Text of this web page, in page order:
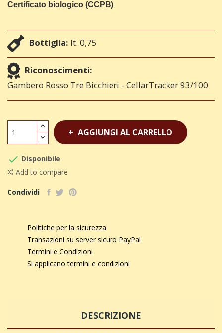
Certificato biologico (CCPB)
Bottiglia: lt. 0,75
Riconoscimenti:
Gambero Rosso Tre Bicchieri - CellarTracker 93/100
AGGIUNGI AL CARRELLO
 Disponibile
Add to compare
Condividi
Politiche per la sicurezza
Transazioni su server sicuro PayPal
Termini e Condizioni
Si applicano termini e condizioni
DESCRIZIONE